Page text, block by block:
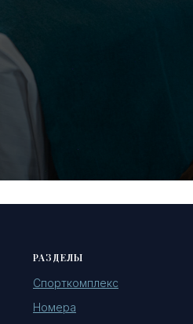
РАЗДЕЛЫ
Спорткомплекс
Номера